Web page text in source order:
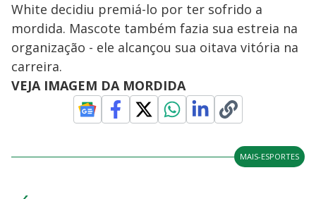
White decidiu premiá-lo por ter sofrido a
mordida. Mascote também fazia sua estreia na
organização - ele alcançou sua oitava vitória na
carreira.
VEJA IMAGEM DA MORDIDA
MAIS-ESPORTES